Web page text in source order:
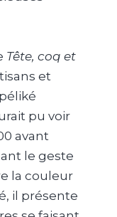
Tête, coq et
et
pu voir
avant
le geste
la couleur
il présente